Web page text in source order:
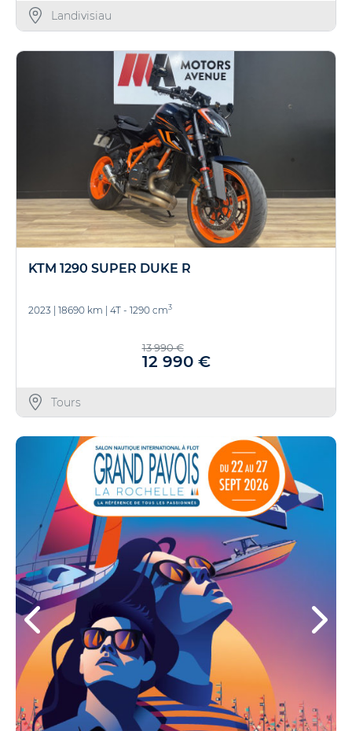
Landivisiau
KTM 1290 SUPER DUKE R
2023 | 18690 km | 4T - 1290 cm3
13 990 €
12 990 €
Tours